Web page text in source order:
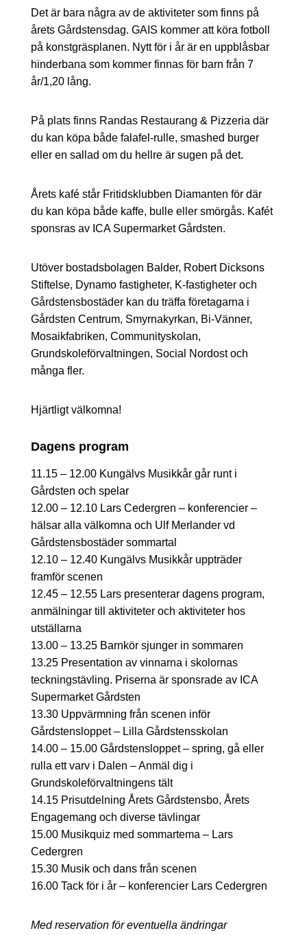
Det är bara några av de aktiviteter som finns på
årets Gårdstensdag. GAIS kommer att köra fotboll
på konstgräsplanen. Nytt för i år är en uppblåsbar
hinderbana som kommer finnas för barn från 7
år/1,20 lång.
På plats finns Randas Restaurang & Pizzeria där
du kan köpa både falafel-rulle, smashed burger
eller en sallad om du hellre är sugen på det.
Årets kafé står Fritidsklubben Diamanten för där
du kan köpa både kaffe, bulle eller smörgås. Kafét
sponsras av ICA Supermarket Gårdsten.
Utöver bostadsbolagen Balder, Robert Dicksons
Stiftelse, Dynamo fastigheter, K-fastigheter och
Gårdstensbostäder kan du träffa företagarna i
Gårdsten Centrum, Smyrnakyrkan, Bi-Vänner,
Mosaikfabriken, Communityskolan,
Grundskoleförvaltningen, Social Nordost och
många fler.
Hjärtligt välkomna!
Dagens program
11.15 – 12.00 Kungälvs Musikkår går runt i
Gårdsten och spelar
12.00 – 12.10 Lars Cedergren – konferencier –
hälsar alla välkomna och Ulf Merlander vd
Gårdstensbostäder sommartal
12.10 – 12.40 Kungälvs Musikkår uppträder
framför scenen
12.45 – 12.55 Lars presenterar dagens program,
anmälningar till aktiviteter och aktiviteter hos
utställarna
13.00 – 13.25 Barnkör sjunger in sommaren
13.25 Presentation av vinnarna i skolornas
teckningstävling. Priserna är sponsrade av ICA
Supermarket Gårdsten
13.30 Uppvärmning från scenen inför
Gårdstensloppet – Lilla Gårdstensskolan
14.00 – 15.00 Gårdstensloppet – spring, gå eller
rulla ett varv i Dalen – Anmäl dig i
Grundskoleförvaltningens tält
14.15 Prisutdelning Årets Gårdstensbo, Årets
Engagemang och diverse tävlingar
15.00 Musikquiz med sommartema – Lars
Cedergren
15.30 Musik och dans från scenen
16.00 Tack för i år – konferencier Lars Cedergren
Med reservation för eventuella ändringar